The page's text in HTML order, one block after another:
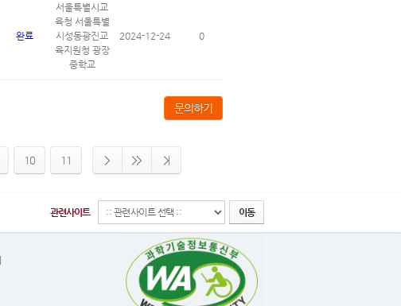
완료
서울특별시교
육청 서울특별
시성동광진교
육지원청 광장
중학교
2024-12-24 0
문의하기
10 11
관련사이트 이동